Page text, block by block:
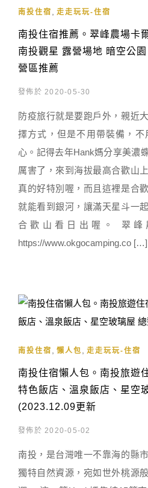
南投住宿 走走玩玩-住宿
南投住宿推薦。翠峰農場卡
南投觀星 露營場地 暗空公
營區推薦
發佈於 2020-05-30
防疫旅行就是要跑戶外，親近
擇方式，但是不用帶裝備，
心。記得去年Hank媽分享美濃
厲害了，來到海拔最高合歡山
真的好特別喔，而且這裡是合
就能看到銀河，讓滿天星斗一
合歡山看日出喔。 翠
https://www.okgocamping.co […]
南投住宿 懶人包 走走玩玩-住宿
南投住宿懶人包。南投旅遊
特色飯店、溫泉飯店、星空
(2023.12.09更新
發佈於 2020-05-02
南投，是台灣唯一不靠海的縣
獨特自然資源，宛如世外桃源